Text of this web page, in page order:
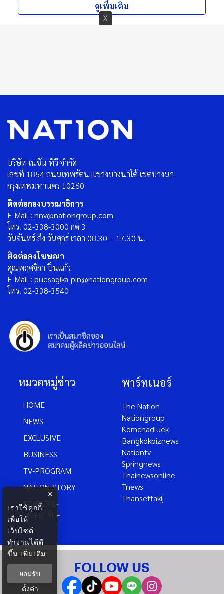
ดูเพิ่มเติม
บริษัท เนชั่น ทีวี จำกัด
เลขที่ 1854 ถนนเทพรัตน แขวงบางนาใต้ เขตบางนา
กรุงเทพมหานคร 10260
ติดต่อกองบรรณาธิการ
E-Mail : nnv@nationgroup.com
โทร. 02-338-3000 กด 3
วันจันทร์ ถึง วันศุกร์ เวลา 08.30 – 17.30 น.
ติดต่อลงโฆษณา
คุณพฤศจิกา ปิ่นแก้ว
E-Mail : puesagika_pin@nationgroup.com
โทร. 02-338-3540
หมวดหมู่ข่าว
HOME
NEWS
EXCLUSIVE
BUSINESS
TV-PROGRAM
NATION-STORY
FEATURE-
LIFESTYLE
พาร์ทเนอร์
The Nation
Nationgroup
Komchadluek
Bangkokbiznews
Nationtv
Springnews
Thainewsonline
Tnews
Thansettakij
FOLLOW US
×
เราใช้คุกกี้
เพื่อให้
เว็บไซต์
ทำงานได้ดี
ขึ้น เพิ่มเติม
ยอมรับ
ตั้งค่า